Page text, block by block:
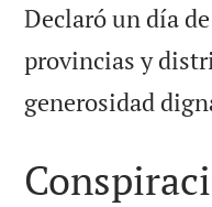
Declaró un día
provincias y
generosidad